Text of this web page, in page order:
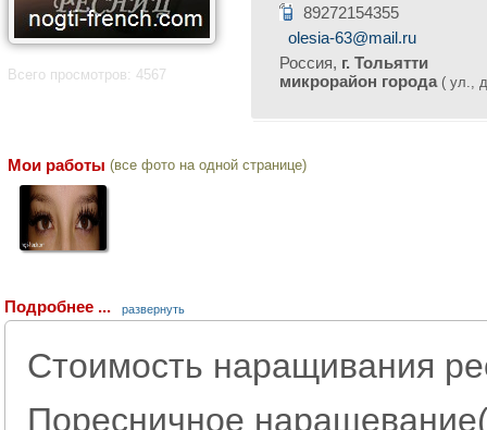
Всего просмотров: 4567
89272154355
olesia-63@mail.ru
Россия, г. Тольятти
микрорайон города ( ул.,
Мои работы (все фото на одной странице)
Подробнее ... развернуть
Стоимость наращивания
Поресничное